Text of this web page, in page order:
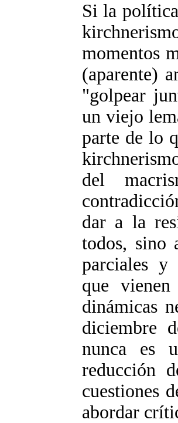
Si la
momentos
(aparente)
"golpear
un viejo
parte de lo
del
dar a la
todos, sino
parciales y
que
dinámicas
diciembre
nunca es
reducción
cuestiones
abordar